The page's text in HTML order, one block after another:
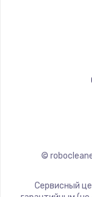
©
Сервисный